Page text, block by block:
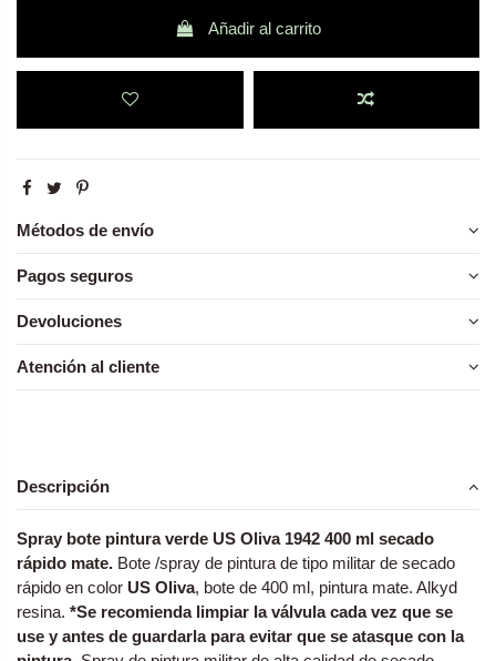
Añadir al carrito
Métodos de envío
Pagos seguros
Devoluciones
Atención al cliente
Descripción
Spray bote pintura verde US Oliva 1942 400 ml secado
rápido mate. Bote /spray de pintura de tipo militar de secado
rápido en color US Oliva, bote de 400 ml, pintura mate. Alkyd
resina. *Se recomienda limpiar la válvula cada vez que se
use y antes de guardarla para evitar que se atasque con la